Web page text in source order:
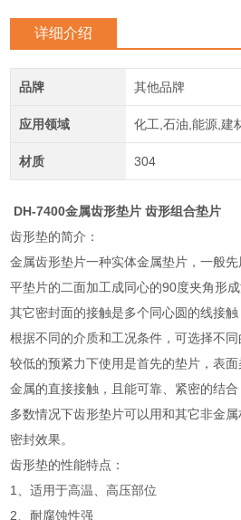
详细介绍
品牌 其他品牌
应用领域 化工,石油,能源,建
材质 304
DH-7400金属齿形垫片 齿形组合垫片
齿形垫的简介：
金属齿形垫片一种实体金属垫片，一般
平垫片的二面加工成同心的90度夹角形
其它密封面的接触是多个同心圆的线接触
根据不同的介质和工况条件，可选择不
较低的预紧力下使用是首先的垫片，表
金属的直接接触，且能可靠、紧密的结
多数情况下齿形垫片可以用和其它非金
密封效果。
齿形垫的性能特点：
1、适用于高温、高压部位
2、耐腐蚀性强